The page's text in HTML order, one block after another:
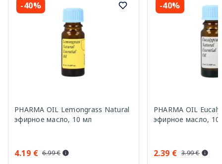
-40%
PHARMA OIL Lemongrass Natural
эфирное масло, 10 мл
4.19 € 6.99 €
-40%
PHARMA OIL
эфирное масло, 10
2.39 € 3.99 €